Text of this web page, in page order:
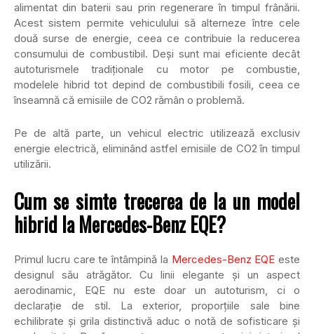
alimentat din baterii sau prin regenerare în timpul frânării.
Acest sistem permite vehiculului să alterneze între cele
două surse de energie, ceea ce contribuie la reducerea
consumului de combustibil. Deși sunt mai eficiente decât
autoturismele tradiționale cu motor pe combustie,
modelele hibrid tot depind de combustibili fosili, ceea ce
înseamnă că emisiile de CO2 rămân o problemă.
Pe de altă parte, un vehicul electric utilizează exclusiv
energie electrică, eliminând astfel emisiile de CO2 în timpul
utilizării.
Cum se simte trecerea de la un model
hibrid la Mercedes-Benz EQE?
Primul lucru care te întâmpină la Mercedes-Benz EQE este
designul său atrăgător. Cu linii elegante și un aspect
aerodinamic, EQE nu este doar un autoturism, ci o
declarație de stil. La exterior, proporțiile sale bine
echilibrate și grila distinctivă aduc o notă de sofisticare și